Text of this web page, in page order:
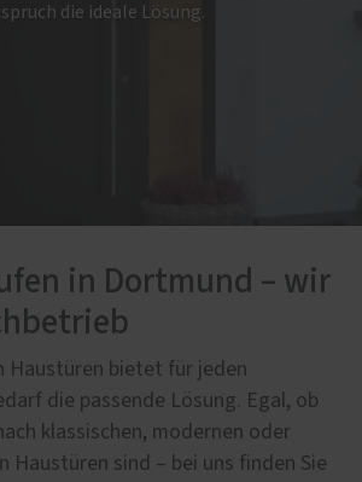
die ideale Lösung.
in Dortmund – wir
Haustüren bietet für jeden
die passende Lösung. Egal, ob
klassischen, modernen oder
Haustüren sind – bei uns finden Sie